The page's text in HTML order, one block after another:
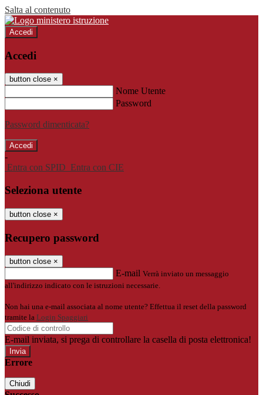
Salta al contenuto
Accedi
Accedi
button close ×
Nome Utente
Password
Password dimenticata?
-
Entra con SPID Entra con CIE
Seleziona utente
button close ×
Recupero password
button close ×
E-mail Verrà inviato un messaggio
all'indirizzo indicato con le istruzioni necessarie.
Non hai una e-mail associata al nome utente? Effettua il reset della password
tramite la Login Spaggiari
E-mail inviata, si prega di controllare la casella di posta elettronica!
Errore
Chiudi